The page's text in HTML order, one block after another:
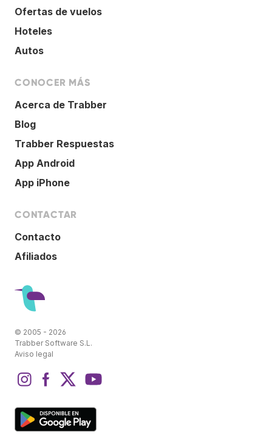
Ofertas de vuelos
Hoteles
Autos
CONOCER MÁS
Acerca de Trabber
Blog
Trabber Respuestas
App Android
App iPhone
CONTACTAR
Contacto
Afiliados
© 2005 - 2026
Trabber Software S.L.
Aviso legal